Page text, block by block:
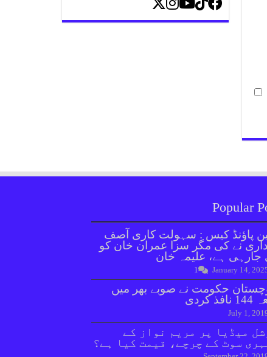
Popular
پاؤنڈ کیس : سہولت کاری آصف
نے کی مگر سزا عمران خان کو
جارہی ہے، علیمہ خان
January 14,
1
حکومت نے صوبے بھر میں
کردی
July 1,
میڈیا پر مریم نواز کے
سوٹ کے چرچے، قیمت کیا ہے؟